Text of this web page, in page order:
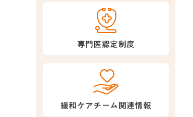
専門医認定制度
緩和ケアチーム関連情報